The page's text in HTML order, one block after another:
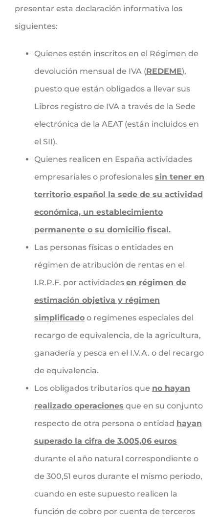
presentar esta declaración informativa los
siguientes:
Quienes estén inscritos en el Régimen de
devolución mensual de IVA (REDEME),
puesto que están obligados a llevar sus
Libros registro de IVA a través de la Sede
electrónica de la AEAT (están incluidos en
el SII).
Quienes realicen en España actividades
empresariales o profesionales sin tener en
territorio español la sede de su actividad
económica, un establecimiento
permanente o su domicilio fiscal.
Las personas físicas o entidades en
régimen de atribución de rentas en el
I.R.P.F. por actividades en régimen de
estimación objetiva y régimen
simplificado o regímenes especiales del
recargo de equivalencia, de la agricultura,
ganadería y pesca en el I.V.A. o del recargo
de equivalencia.
Los obligados tributarios que no hayan
realizado operaciones que en su conjunto
respecto de otra persona o entidad hayan
superado la cifra de 3.005,06 euros
durante el año natural correspondiente o
de 300,51 euros durante el mismo periodo,
cuando en este supuesto realicen la
función de cobro por cuenta de terceros